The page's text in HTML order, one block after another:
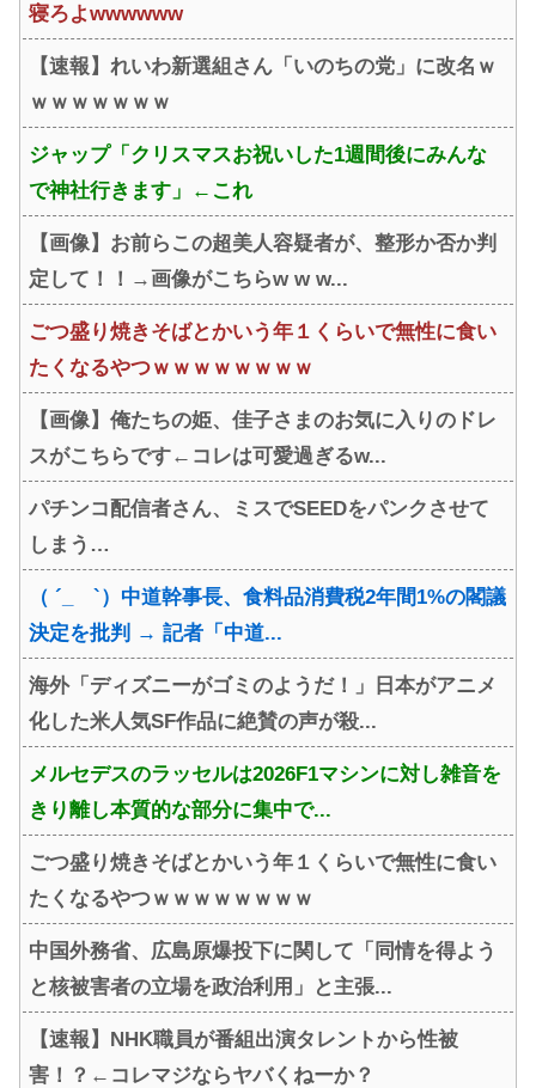
寝ろよwwwwww
【速報】れいわ新選組さん「いのちの党」に改名ｗ
ｗｗｗｗｗｗｗ
ジャップ「クリスマスお祝いした1週間後にみんな
で神社行きます」←これ
【画像】お前らこの超美人容疑者が、整形か否か判
定して！！→画像がこちらw w w...
ごつ盛り焼きそばとかいう年１くらいで無性に食い
たくなるやつｗｗｗｗｗｗｗｗ
【画像】俺たちの姫、佳子さまのお気に入りのドレ
スがこちらです←コレは可愛過ぎるw...
パチンコ配信者さん、ミスでSEEDをパンクさせて
しまう…
（ ´_ゝ`）中道幹事長、食料品消費税2年間1%の閣議
決定を批判 → 記者「中道...
海外「ディズニーがゴミのようだ！」日本がアニメ
化した米人気SF作品に絶賛の声が殺...
メルセデスのラッセルは2026F1マシンに対し雑音を
きり離し本質的な部分に集中で...
ごつ盛り焼きそばとかいう年１くらいで無性に食い
たくなるやつｗｗｗｗｗｗｗｗ
中国外務省、広島原爆投下に関して「同情を得よう
と核被害者の立場を政治利用」と主張...
【速報】NHK職員が番組出演タレントから性被
害！？←コレマジならヤバくねーか？